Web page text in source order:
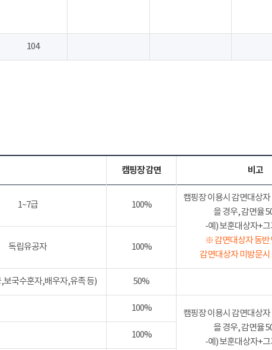
104
캠핑장 감면 비고
1~7급 100%
캠핑장 이용시 감면대상
을 경우, 감면율
-예) 보훈대상자+그
※ 감면대상자 동반
감면대상자 미방문시
독립유공자 100%
보국수훈자,배우자,유족 등) 50%
100%
캠핑장 이용시 감면대상
을 경우, 감면율
-예) 보훈대상자+그
100%